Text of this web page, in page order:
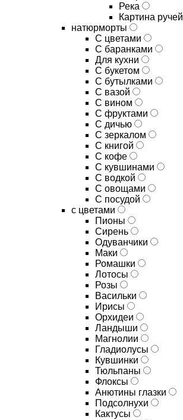
Река
Картина ручей
натюрморты
С цветами
С баранками
Для кухни
C букетом
C бутылками
C вазой
C вином
C фруктами
C дичью
C зеркалом
C книгой
C кофе
C кувшинами
C водкой
C овощами
C посудой
с цветами
Пионы
Сирень
Одуванчики
Маки
Ромашки
Лотосы
Розы
Васильки
Ирисы
Орхидеи
Ландыши
Магнолии
Гладиолусы
Кувшинки
Тюльпаны
Флоксы
Анютины глазки
Подсолнухи
Кактусы